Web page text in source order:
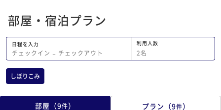
部屋・宿泊プラン
日程を入力
チェックイン − チェックアウト
利用人数
2名
しぼりこみ
部屋 （9件） プラン （9件）